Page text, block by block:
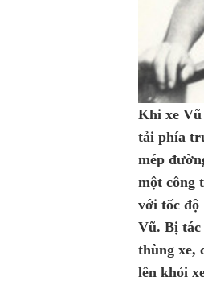
Khi xe Vũ
tải phía
mép
một công
với tốc độ
Vũ. Bị tác
thùng xe,
lên khỏi